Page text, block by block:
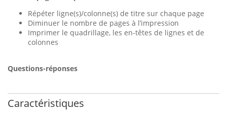
Répéter ligne(s)/colonne(s) de titre sur chaque page
Diminuer le nombre de pages à l’impression
Imprimer le quadrillage, les en-têtes de lignes et de
colonnes
Questions-réponses
Caractéristiques